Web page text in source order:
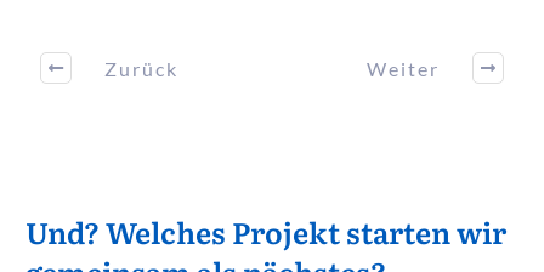
Zurück Weiter
Und? Welches Projekt starten wir